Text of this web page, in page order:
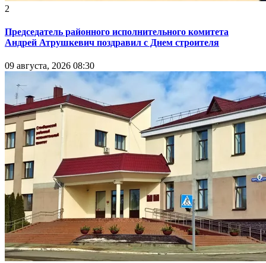
2
Председатель районного исполнительного комитета
Андрей Атрушкевич поздравил с Днем строителя
09 августа, 2026 08:30